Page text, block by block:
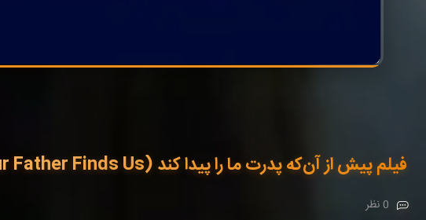
فیلم پیش از آن‌که پدرت ما را پیدا کند (Before Your Father Finds Us) 2025 با زیرنویس فارسی
0 نظر